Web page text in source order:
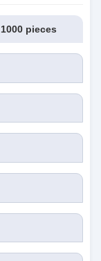
1000 pieces